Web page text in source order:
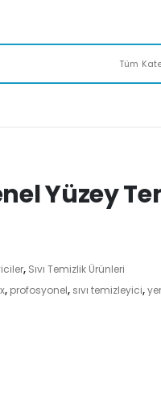
Tüm
Yüzey
, Sıvı Temizlik Ürünleri
, profosyonel, sıvı temizleyici,